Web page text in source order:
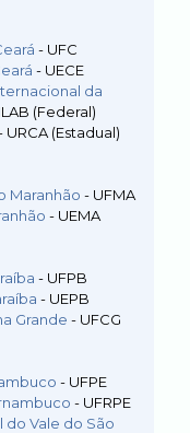
- UFC
- UECE
da
(Federal)
URCA (Estadual)
Maranhão - UFMA
- UEMA
- UFPB
- UEPB
Grande - UFCG
- UFPE
- UFRPE
do Vale do São